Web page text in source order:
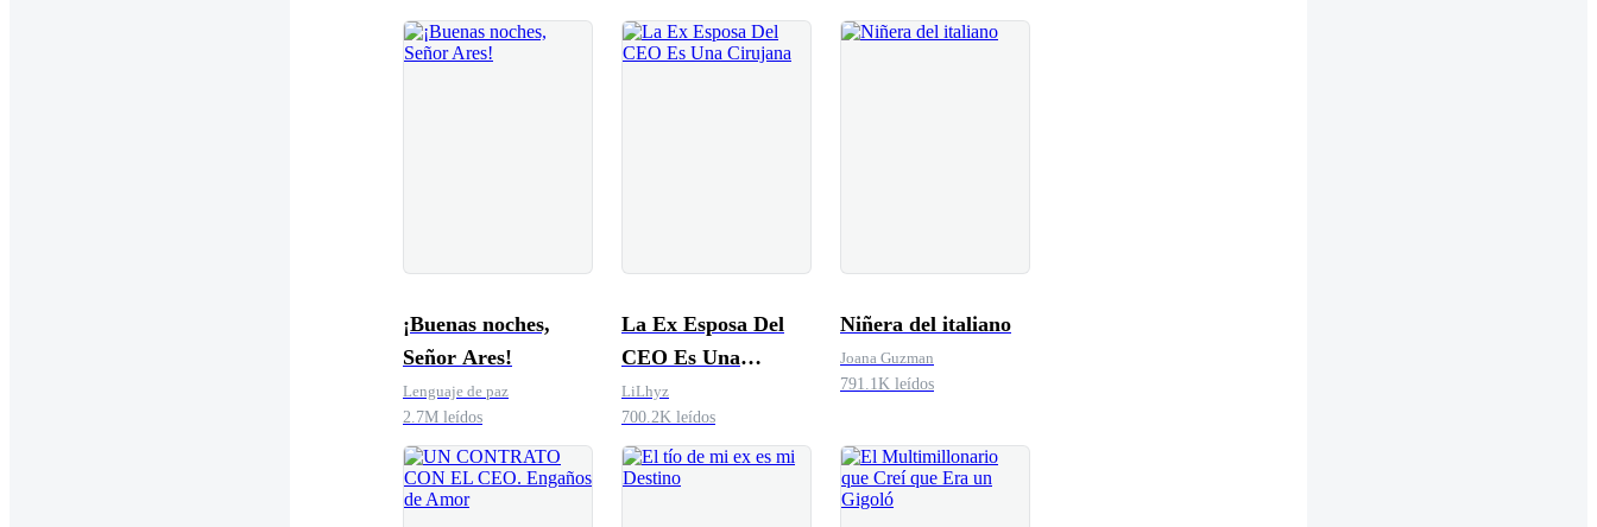
¡Buenas noches,
Señor Ares!
Lenguaje de paz
2.7M leídos
La Ex Esposa Del
CEO Es Una
Cirujana
LiLhyz
700.2K leídos
Niñera del italiano
Joana Guzman
791.1K leídos